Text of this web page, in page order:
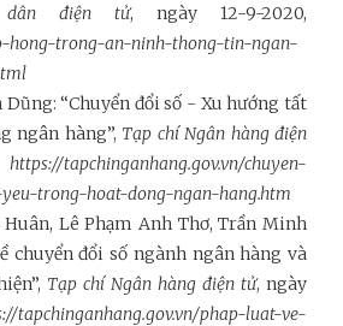
dân điện tử, ngày 12-9-2020,
hong-trong-an-ninh-thong-tin-ngan-
Dũng: “Chuyển đổi số - Xu hướng tất
ngân hàng”, Tạp chí Ngân hàng điện
https://tapchinganhang.gov.vn/chuyen-
trong-hoat-dong-ngan-hang.htm
Lê Phạm Anh Thơ, Trần Minh
chuyển đổi số ngành ngân hàng và
Tạp chí Ngân hàng điện tử, ngày
tapchinganhang.gov.vn/phap-luat-ve-